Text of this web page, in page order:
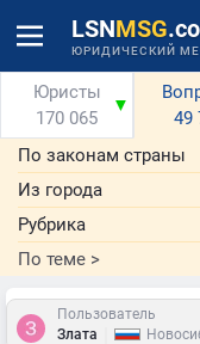
LSNMSG
ЮРИДИЧЕСКИЙ
Юристы
170 065
▼
49
По законам страны
Из города
Рубрика
По теме >
Пользователь
Злата